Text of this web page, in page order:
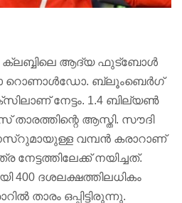
ക്ലബ്ബിലെ ആദ്യ ഫുട്‌ബോൾ
റൊണാൾഡോ. ബ്ലൂംബെർഗ്
നേട്ടം. 1.4 ബില്യൺ
ആസ്തി. സൗദി
വമ്പൻ കരാറാണ്
നയിച്ചത്.
ദശലക്ഷത്തിലധികം
താരം ഒപ്പിട്ടിരുന്നു.